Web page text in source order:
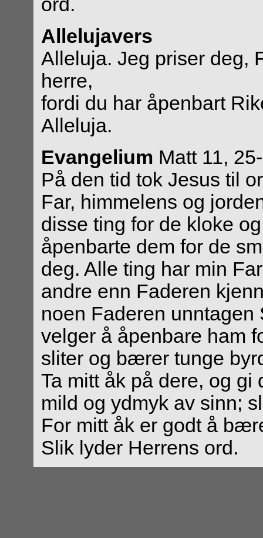
ord.
Allelujavers
Alleluja. Jeg priser deg,
herre,
fordi du har åpenbart
Alleluja.
Evangelium Matt 11,
På den tid tok Jesus til
Far, himmelens og
disse ting for de kloke
åpenbarte dem for de
deg. Alle ting har min
andre enn Faderen
noen Faderen
velger å åpenbare ham
sliter og bærer tunge
Ta mitt åk på dere, og
mild og ydmyk av sinn;
For mitt åk er godt å
Slik lyder Herrens ord.